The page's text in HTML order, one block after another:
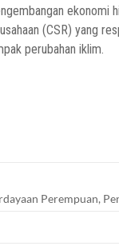
ekonomi
(CSR) yang
perubahan iklim.
Perempuan,